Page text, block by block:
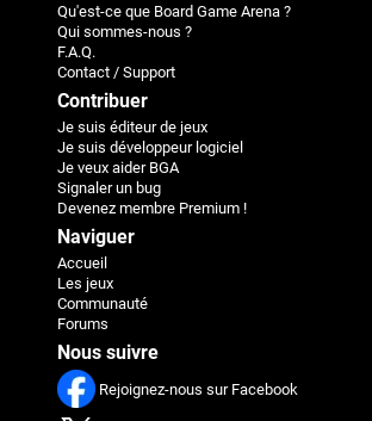
Qu'est-ce que Board Game Arena ?
Qui sommes-nous ?
F.A.Q.
Contact / Support
Contribuer
Je suis éditeur de jeux
Je suis développeur logiciel
Je veux aider BGA
Signaler un bug
Devenez membre Premium !
Naviguer
Accueil
Les jeux
Communauté
Forums
Nous suivre
Rejoignez-nous sur Facebook